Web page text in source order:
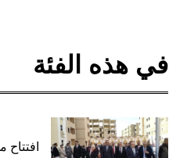
في هذه الفئة